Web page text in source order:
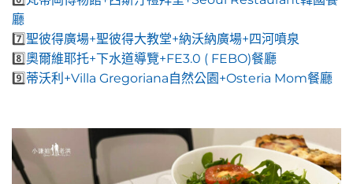
廳
7️⃣聖彼得廣場+聖彼得大教堂+納沃納廣場+四河噴泉
8️⃣奧爾維耶托+下水道導覽+FE3.0 ( FEBO)餐廳
9️⃣ 蒂沃利+Villa Gregoriana自然公園+Osteria Mom餐廳